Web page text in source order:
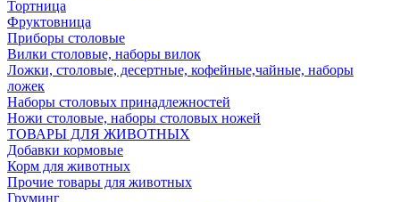
Тортница
Фруктовница
Приборы столовые
Вилки столовые, наборы вилок
Ложки, столовые, десертные, кофейные,чайные, наборы
ложек
Наборы столовых принадлежностей
Ножи столовые, наборы столовых ножей
ТОВАРЫ ДЛЯ ЖИВОТНЫХ
Добавки кормовые
Корм для животных
Прочие товары для животных
Груминг